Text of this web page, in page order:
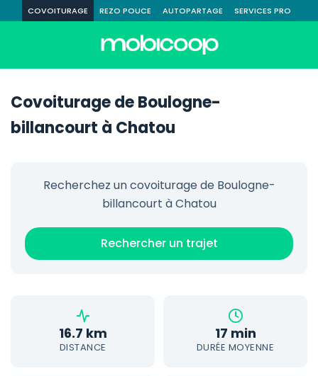
COVOITURAGE REZO POUCE AUTOPARTAGE SERVICES PRO
Covoiturage de Boulogne-
billancourt à Chatou
Recherchez un covoiturage de Boulogne-
billancourt à Chatou
Rechercher un trajet
16.7 km
DISTANCE
17 min
DURÉE MOYENNE